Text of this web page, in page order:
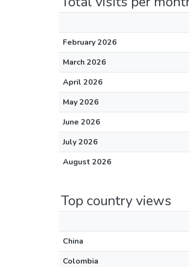
February 2026
March 2026
April 2026
May 2026
June 2026
July 2026
August 2026
Top country views
China
Colombia